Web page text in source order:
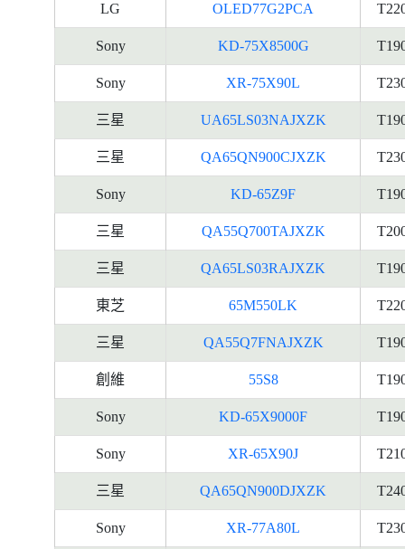
LG OLED77G2PCA
Sony KD-75X8500G
Sony XR-75X90L
三星 UA65LS03NAJXZK
三星 QA65QN900CJXZK
Sony KD-65Z9F
三星 QA55Q700TAJXZK
三星 QA65LS03RAJXZK
東芝 65M550LK
三星 QA55Q7FNAJXZK
創維 55S8
Sony KD-65X9000F
Sony XR-65X90J
三星 QA65QN900DJXZK
Sony XR-77A80L